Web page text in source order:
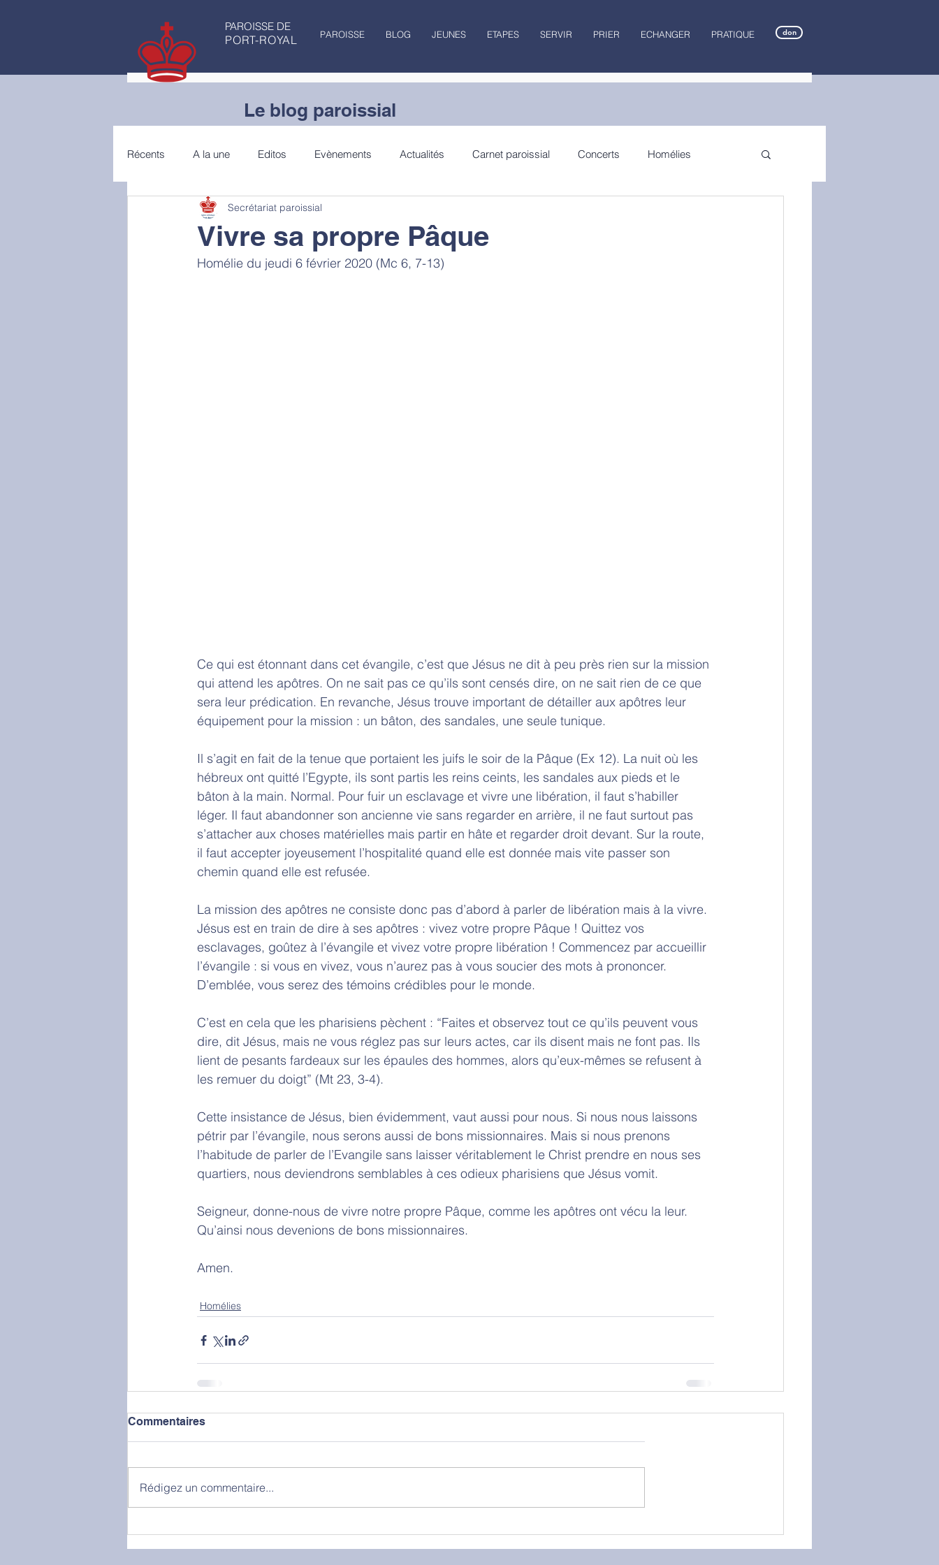
PAROISSE DE
PORT-ROYAL PAROISSE BLOG JEUNES ETAPES SERVIR PRIER ECHANGER PRATIQUE don
Récents A la une Editos Evènements Actualités Carnet paroissial Concerts Homélies
Articles de fond Conseils de lecture
Vivre sa propre Pâque
Secrétariat paroissial
Homélie du jeudi 6 février 2020 (Mc 6, 7-13)
Ce qui est étonnant dans cet évangile, c’est que Jésus ne dit à peu près rien sur la mission
qui attend les apôtres. On ne sait pas ce qu’ils sont censés dire, on ne sait rien de ce que
sera leur prédication. En revanche, Jésus trouve important de détailler aux apôtres leur
équipement pour la mission : un bâton, des sandales, une seule tunique.
Il s’agit en fait de la tenue que portaient les juifs le soir de la Pâque (Ex 12). La nuit où les
hébreux ont quitté l’Egypte, ils sont partis les reins ceints, les sandales aux pieds et le
bâton à la main. Normal. Pour fuir un esclavage et vivre une libération, il faut s’habiller
léger. Il faut abandonner son ancienne vie sans regarder en arrière, il ne faut surtout pas
s’attacher aux choses matérielles mais partir en hâte et regarder droit devant. Sur la route,
il faut accepter joyeusement l’hospitalité quand elle est donnée mais vite passer son
chemin quand elle est refusée.
La mission des apôtres ne consiste donc pas d’abord à parler de libération mais à la vivre.
Jésus est en train de dire à ses apôtres : vivez votre propre Pâque ! Quittez vos
esclavages, goûtez à l’évangile et vivez votre propre libération ! Commencez par accueillir
l’évangile : si vous en vivez, vous n’aurez pas à vous soucier des mots à prononcer.
D’emblée, vous serez des témoins crédibles pour le monde.
C’est en cela que les pharisiens pèchent : “Faites et observez tout ce qu’ils peuvent vous
dire, dit Jésus, mais ne vous réglez pas sur leurs actes, car ils disent mais ne font pas. Ils
lient de pesants fardeaux sur les épaules des hommes, alors qu’eux-mêmes se refusent à
les remuer du doigt” (Mt 23, 3-4).
Cette insistance de Jésus, bien évidemment, vaut aussi pour nous. Si nous nous laissons
pétrir par l’évangile, nous serons aussi de bons missionnaires. Mais si nous prenons
l’habitude de parler de l’Evangile sans laisser véritablement le Christ prendre en nous ses
quartiers, nous deviendrons semblables à ces odieux pharisiens que Jésus vomit.
Seigneur, donne-nous de vivre notre propre Pâque, comme les apôtres ont vécu la leur.
Qu’ainsi nous devenions de bons missionnaires.
Amen.
Homélies
Commentaires
Rédigez un commentaire...
Le blog paroissial